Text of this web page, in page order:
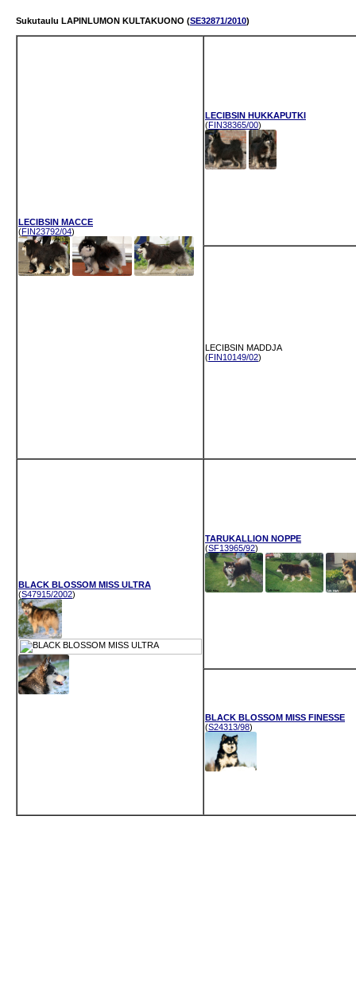
Sukutaulu LAPINLUMON KULTAKUONO (SE32871/2010)
LECIBSIN MACCE
(FIN23792/04)
LECIBSIN HUKKAPUTKI
(FIN38365/00)
LECIBSIN MADDJA
(FIN10149/02)
BLACK BLOSSOM MISS ULTRA
(S47915/2002)
TARUKALLION NOPPE
(SF13965/92)
BLACK BLOSSOM MISS FINESSE
(S24313/98)